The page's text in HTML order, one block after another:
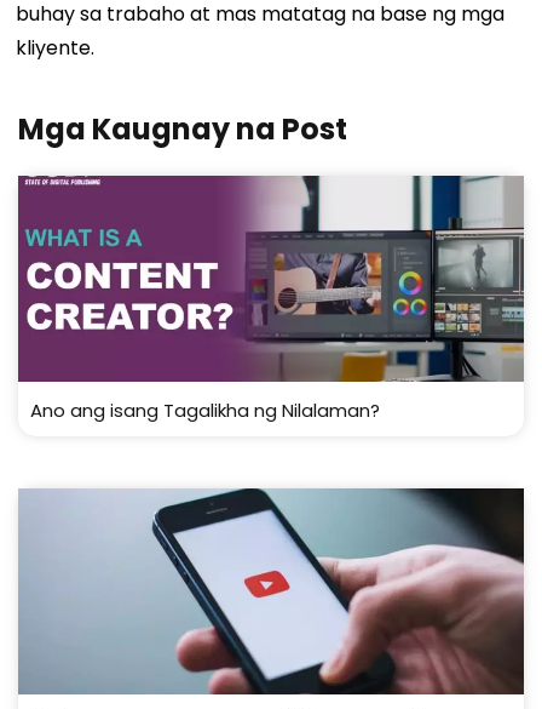
buhay sa trabaho at mas matatag na base ng mga
kliyente.
Mga Kaugnay na Post
Ano ang isang Tagalikha ng Nilalaman?